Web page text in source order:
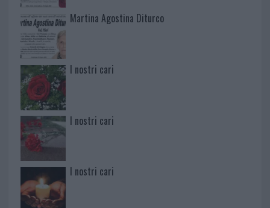
Martina Agostina Diturco
I nostri cari
I nostri cari
I nostri cari